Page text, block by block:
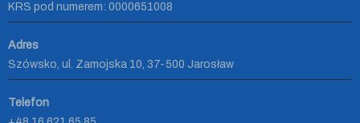
KRS pod numerem: 0000651008
Adres
Szówsko, ul. Zamojska 10, 37-500 Jarosław
Telefon